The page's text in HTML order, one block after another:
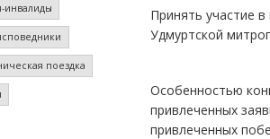
инвалиды
поездка
Принять участие
Удмуртской
Особенностью
привлеченных
привлеченных